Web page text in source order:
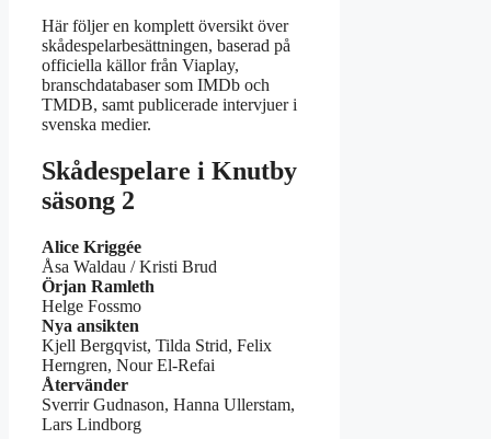
Här följer en komplett översikt över
skådespelarbesättningen, baserad på
officiella källor från Viaplay,
branschdatabaser som IMDb och
TMDB, samt publicerade intervjuer i
svenska medier.
Skådespelare i Knutby
säsong 2
Alice Kriggée
Åsa Waldau / Kristi Brud
Örjan Ramleth
Helge Fossmo
Nya ansikten
Kjell Bergqvist, Tilda Strid, Felix
Herngren, Nour El-Refai
Återvänder
Sverrir Gudnason, Hanna Ullerstam,
Lars Lindborg